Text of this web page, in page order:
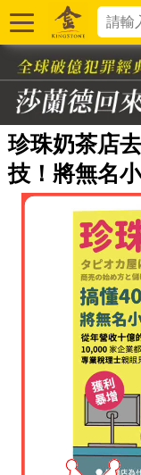
珍珠奶茶店
技！將無名